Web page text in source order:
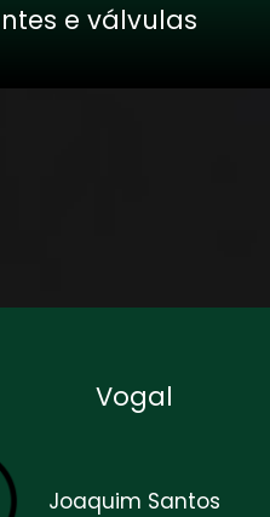
e válvulas
Vogal
Joaquim Santos